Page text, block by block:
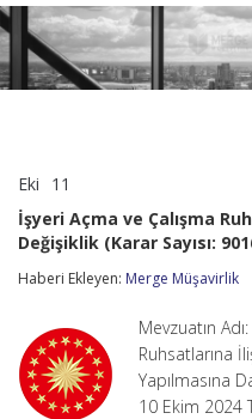
Eki 11
ve
Çalışma
İlişkin
Değişiklik
(Karar
Sayısı:
9016)
için
İşyeri Açma ve Çalışma
Değişiklik (Karar Sayısı:
Haberi Ekleyen: Merge Müşavirlik
Mevzuatın
Ruhsatlarına
Yapılmasına
10 Ekim 2024